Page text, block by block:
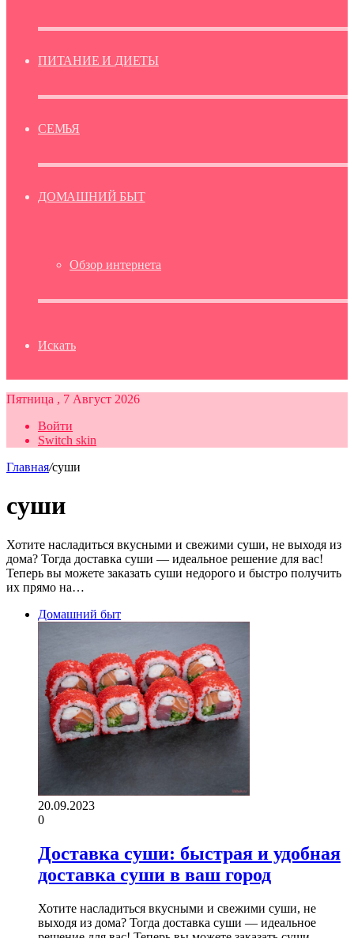
ПИТАНИЕ И ДИЕТЫ
СЕМЬЯ
ДОМАШНИЙ БЫТ
Обзор интернета
Искать
Пятница , 7 Август 2026
Войти
Switch skin
Главная/суши
суши
Хотите насладиться вкусными и свежими суши, не выходя из
дома? Тогда доставка суши — идеальное решение для вас!
Теперь вы можете заказать суши недорого и быстро получить
их прямо на…
Домашний быт
20.09.2023
0
Доставка суши: быстрая и удобная
доставка суши в ваш город
Хотите насладиться вкусными и свежими суши, не
выходя из дома? Тогда доставка суши — идеальное